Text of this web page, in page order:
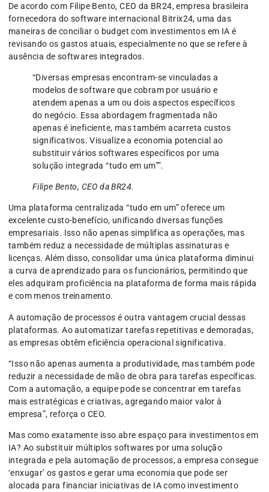
De acordo com Filipe Bento, CEO da BR24, empresa brasileira
fornecedora do software internacional Bitrix24, uma das
maneiras de conciliar o budget com investimentos em IA é
revisando os gastos atuais, especialmente no que se refere à
ausência de softwares integrados.
“Diversas empresas encontram-se vinculadas a
modelos de software que cobram por usuário e
atendem apenas a um ou dois aspectos específicos
do negócio. Essa abordagem fragmentada não
apenas é ineficiente, mas também acarreta custos
significativos. Visualize a economia potencial ao
substituir vários softwares específicos por uma
solução integrada “tudo em um””.
Filipe Bento, CEO da BR24.
Uma plataforma centralizada “tudo em um” oferece um
excelente custo-benefício, unificando diversas funções
empresariais. Isso não apenas simplifica as operações, mas
também reduz a necessidade de múltiplas assinaturas e
licenças. Além disso, consolidar uma única plataforma diminui
a curva de aprendizado para os funcionários, permitindo que
eles adquiram proficiência na plataforma de forma mais rápida
e com menos treinamento.
A automação de processos é outra vantagem crucial dessas
plataformas. Ao automatizar tarefas repetitivas e demoradas,
as empresas obtêm eficiência operacional significativa.
“Isso não apenas aumenta a produtividade, mas também pode
reduzir a necessidade de mão de obra para tarefas específicas.
Com a automação, a equipe pode se concentrar em tarefas
mais estratégicas e criativas, agregando maior valor à
empresa”, reforça o CEO.
Mas como exatamente isso abre espaço para investimentos em
IA? Ao substituir múltiplos softwares por uma solução
integrada e pela automação de processos, a empresa consegue
‘enxugar’ os gastos e gerar uma economia que pode ser
alocada para financiar iniciativas de IA como investimento